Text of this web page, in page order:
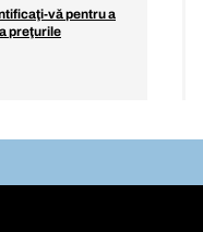
vă pentru a
preţurile